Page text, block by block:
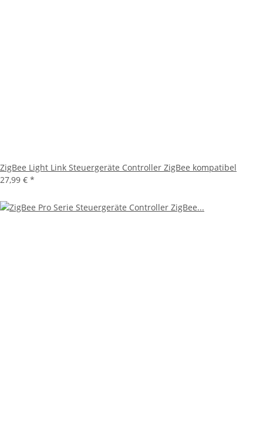
ZigBee Light Link Steuergeräte Controller ZigBee kompatibel
27,99 € *